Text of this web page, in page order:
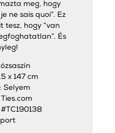
meg, hogy
ne sais quoi”. Ez
tesz, hogy “van
És
x 147 cm
Selyem